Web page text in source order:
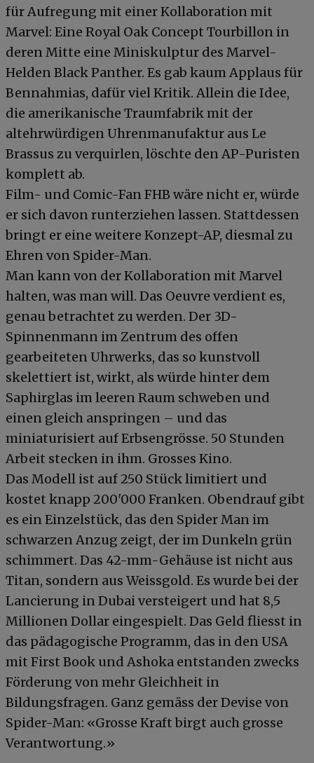
für Aufregung mit einer Kollaboration mit
Marvel: Eine Royal Oak Concept Tourbillon in
deren Mitte eine Miniskulptur des Marvel-
Helden Black Panther. Es gab kaum Applaus für
Bennahmias, dafür viel Kritik. Allein die Idee,
die amerikanische Traumfabrik mit der
altehrwürdigen Uhrenmanufaktur aus Le
Brassus zu verquirlen, löschte den AP-Puristen
komplett ab.
Film- und Comic-Fan FHB wäre nicht er, würde
er sich davon runterziehen lassen. Stattdessen
bringt er eine weitere Konzept-AP, diesmal zu
Ehren von Spider-Man.
Man kann von der Kollaboration mit Marvel
halten, was man will. Das Oeuvre verdient es,
genau betrachtet zu werden. Der 3D-
Spinnenmann im Zentrum des offen
gearbeiteten Uhrwerks, das so kunstvoll
skelettiert ist, wirkt, als würde hinter dem
Saphirglas im leeren Raum schweben und
einen gleich anspringen – und das
miniaturisiert auf Erbsengrösse. 50 Stunden
Arbeit stecken in ihm. Grosses Kino.
Das Modell ist auf 250 Stück limitiert und
kostet knapp 200'000 Franken. Obendrauf gibt
es ein Einzelstück, das den Spider Man im
schwarzen Anzug zeigt, der im Dunkeln grün
schimmert. Das 42-mm-Gehäuse ist nicht aus
Titan, sondern aus Weissgold. Es wurde bei der
Lancierung in Dubai versteigert und hat 8,5
Millionen Dollar eingespielt. Das Geld fliesst in
das pädagogische Programm, das in den USA
mit First Book und Ashoka entstanden zwecks
Förderung von mehr Gleichheit in
Bildungsfragen. Ganz gemäss der Devise von
Spider-Man: «Grosse Kraft birgt auch grosse
Verantwortung.»